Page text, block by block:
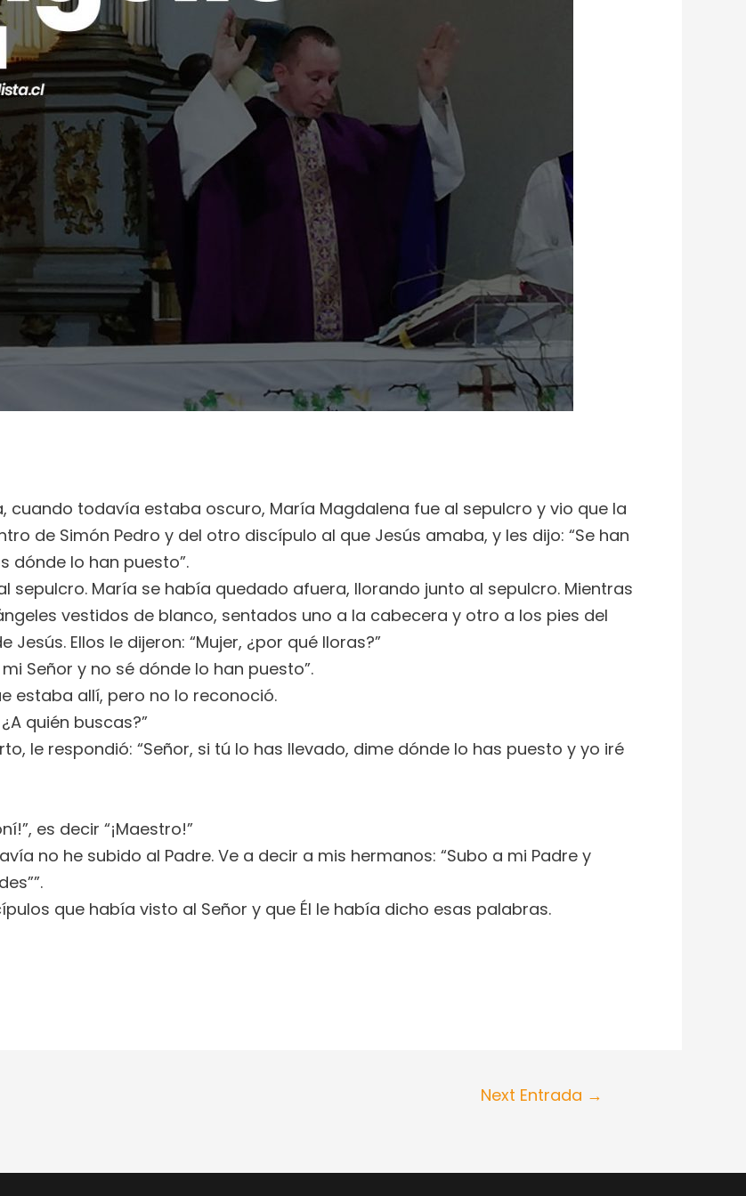
cuando todavía estaba oscuro, María Magdalena fue al sepulcro y vio que la
de Simón Pedro y del otro discípulo al que Jesús amaba, y les dijo: “Se han
dónde lo han puesto”.
sepulcro. María se había quedado afuera, llorando junto al sepulcro. Mientras
vestidos de blanco, sentados uno a la cabecera y otro a los pies del
Ellos le dijeron: “Mujer, ¿por qué lloras?”
Señor y no sé dónde lo han puesto”.
estaba allí, pero no lo reconoció.
quién buscas?”
le respondió: “Señor, si tú lo has llevado, dime dónde lo has puesto y yo iré
es decir “¡Maestro!”
no he subido al Padre. Ve a decir a mis hermanos: “Subo a mi Padre y
que había visto al Señor y que Él le había dicho esas palabras.
Next Entrada →